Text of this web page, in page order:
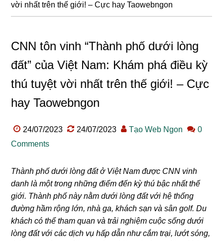
vời nhất trên thế giới! – Cực hay Taowebngon
CNN tôn vinh “Thành phố dưới lòng
đất” của Việt Nam: Khám phá điều kỳ
thú tuyệt vời nhất trên thế giới! – Cực
hay Taowebngon
24/07/2023 24/07/2023 Tạo Web Ngon
0
Comments
Thành phố dưới lòng đất ở Việt Nam được CNN vinh
danh là một trong những điểm đến kỳ thú bậc nhất thế
giới. Thành phố này nằm dưới lòng đất với hệ thống
đường hầm rộng lớn, nhà ga, khách sạn và sân golf. Du
khách có thể tham quan và trải nghiệm cuộc sống dưới
lòng đất với các dịch vụ hấp dẫn như cắm trại, lướt sóng,